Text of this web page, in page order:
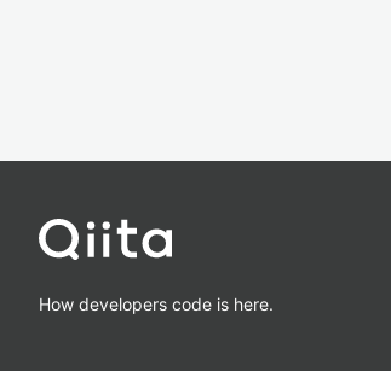
How developers code is here.